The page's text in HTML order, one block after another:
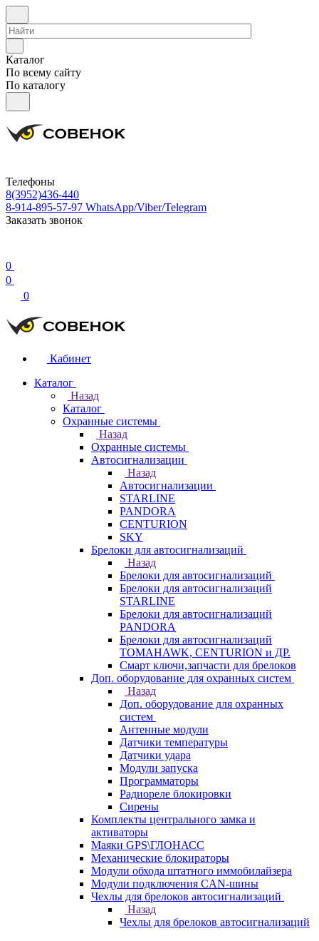
Каталог
По всему сайту
По каталогу
Телефоны
8(3952)436-440
8-914-895-57-97 WhatsApp/Viber/Telegram
Заказать звонок
0
0
0
Кабинет
Каталог
Назад
Каталог
Охранные системы
Назад
Охранные системы
Автосигнализации
Назад
Автосигнализации
STARLINE
PANDORA
CENTURION
SKY
Брелоки для автосигнализаций
Назад
Брелоки для автосигнализаций
Брелоки для автосигнализаций
STARLINE
Брелоки для автосигнализаций
PANDORA
Брелоки для автосигнализаций
TOMAHAWK, CENTURION и ДР.
Смарт ключи,запчасти для брелоков
Доп. оборудование для охранных систем
Назад
Доп. оборудование для охранных
систем
Антенные модули
Датчики температуры
Датчики удара
Модули запуска
Программаторы
Радиореле блокировки
Сирены
Комплекты центрального замка и
активаторы
Маяки GPS\ГЛОНАСС
Механические блокираторы
Модули обхода штатного иммобилайзера
Модули подключения CAN-шины
Чехлы для брелоков автосигнализаций
Назад
Чехлы для брелоков автосигнализаций